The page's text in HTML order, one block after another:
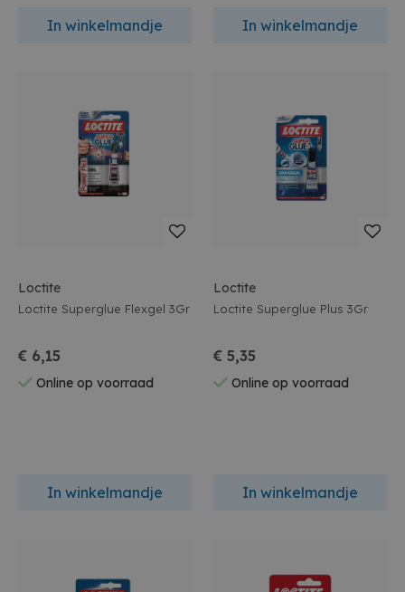
In winkelmandje In winkelmandje
Loctite
Loctite Superglue Flexgel 3Gr
€ 6,15
Online op voorraad
In winkelmandje
Loctite
Loctite Superglue Plus 3Gr
€ 5,35
Online op voorraad
In winkelmandje